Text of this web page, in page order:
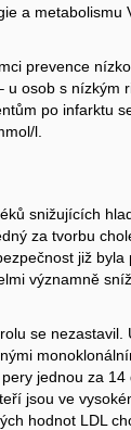
a metabolismu
prevence
osob s nízkým
po infarktu
l.
snižujících
za tvorbu
již byla
významně
se nezastavil.
jednou za
jsou ve
hodnot LDL